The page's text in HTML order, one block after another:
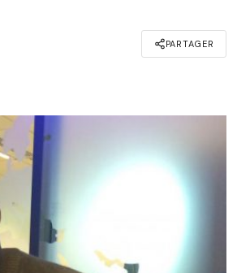
PARTAGER